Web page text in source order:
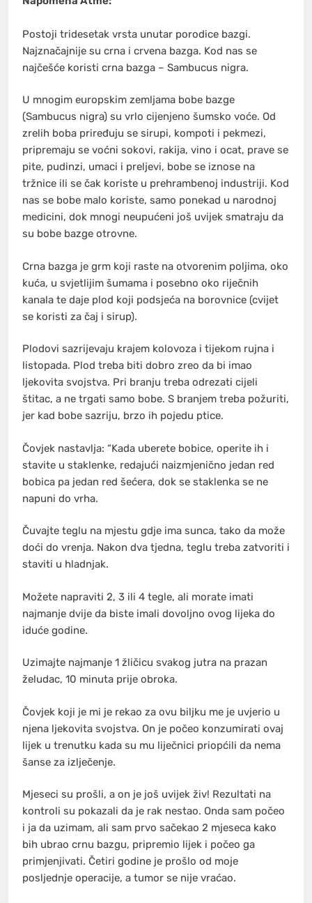
Postoji tridesetak vrsta unutar porodice bazgi.
Najznačajnije su crna i crvena bazga. Kod nas se
najčešće koristi crna bazga – Sambucus nigra.
U mnogim europskim zemljama bobe bazge
(Sambucus nigra) su vrlo cijenjeno šumsko voće. Od
zrelih boba priređuju se sirupi, kompoti i pekmezi,
pripremaju se voćni sokovi, rakija, vino i ocat, prave se
pite, pudinzi, umaci i preljevi, bobe se iznose na
tržnice ili se čak koriste u prehrambenoj industriji. Kod
nas se bobe malo koriste, samo ponekad u narodnoj
medicini, dok mnogi neupućeni još uvijek smatraju da
su bobe bazge otrovne.
Crna bazga je grm koji raste na otvorenim poljima, oko
kuća, u svjetlijim šumama i posebno oko riječnih
kanala te daje plod koji podsjeća na borovnice (cvijet
se koristi za čaj i sirup).
Plodovi sazrijevaju krajem kolovoza i tijekom rujna i
listopada. Plod treba biti dobro zreo da bi imao
ljekovita svojstva. Pri branju treba odrezati cijeli
štitac, a ne trgati samo bobe. S branjem treba požuriti,
jer kad bobe sazriju, brzo ih pojedu ptice.
Čovjek nastavlja: “Kada uberete bobice, operite ih i
stavite u staklenke, redajući naizmjenično jedan red
bobica pa jedan red šećera, dok se staklenka se ne
napuni do vrha.
Čuvajte teglu na mjestu gdje ima sunca, tako da može
doći do vrenja. Nakon dva tjedna, teglu treba zatvoriti i
staviti u hladnjak.
Možete napraviti 2, 3 ili 4 tegle, ali morate imati
najmanje dvije da biste imali dovoljno ovog lijeka do
iduće godine.
Uzimajte najmanje 1 žličicu svakog jutra na prazan
želudac, 10 minuta prije obroka.
Čovjek koji je mi je rekao za ovu biljku me je uvjerio u
njena ljekovita svojstva. On je počeo konzumirati ovaj
lijek u trenutku kada su mu liječnici priopćili da nema
šanse za izlječenje.
Mjeseci su prošli, a on je još uvijek živ! Rezultati na
kontroli su pokazali da je rak nestao. Onda sam počeo
i ja da uzimam, ali sam prvo sačekao 2 mjeseca kako
bih ubrao crnu bazgu, pripremio lijek i počeo ga
primjenjivati. Četiri godine je prošlo od moje
posljednje operacije, a tumor se nije vraćao.